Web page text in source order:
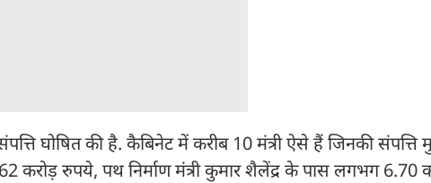
घोषित की है. कैबिनेट में करीब 10 मंत्री ऐसे हैं जिनकी संपत्ति
करोड़ रुपये, पथ निर्माण मंत्री कुमार शैलेंद्र के पास लगभग 6.70